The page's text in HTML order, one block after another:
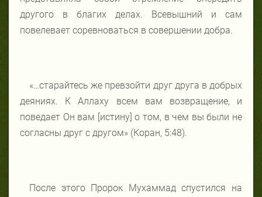
другого в благих делах. Всевышний и сам
повелевает соревноваться в совершении добра.
«…старайтесь же превзойти друг друга в добрых
деяниях. К Аллаху всем вам возвращение, и
поведает Он вам [истину] о том, в чем вы были не
согласны друг с другом» (Коран, 5:48).
После этого Пророк Мухаммад спустился на